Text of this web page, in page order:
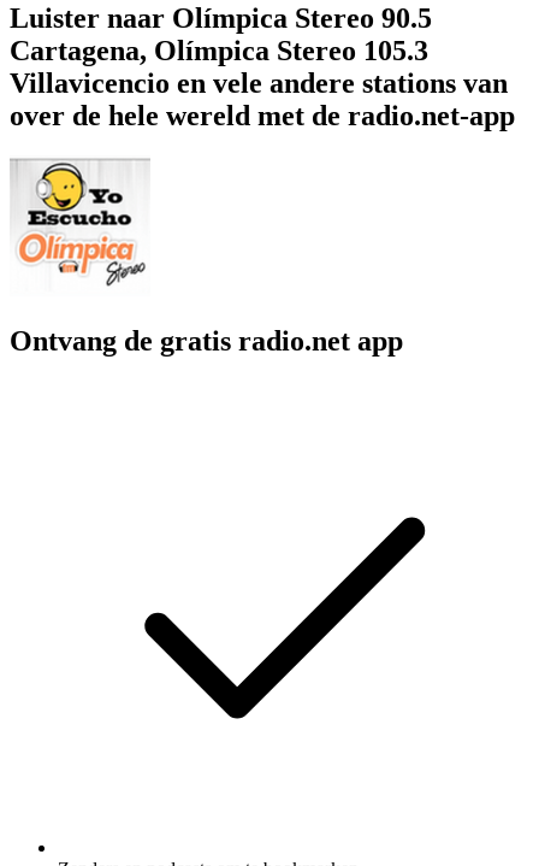
Luister naar Olímpica Stereo 90.5
Cartagena, Olímpica Stereo 105.3
Villavicencio en vele andere stations van
over de hele wereld met de radio.net-app
Ontvang de gratis radio.net app